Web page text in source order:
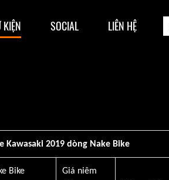
SOCIAL LIÊN HỆ
Kawasaki 2019 dòng Nake Bike
Bike
Giá niêm